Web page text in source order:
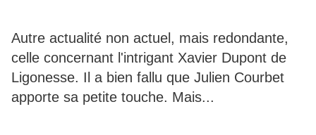
Autre actualité non actuel, mais redondante,
celle concernant l'intrigant Xavier Dupont de
Ligonesse. Il a bien fallu que Julien Courbet
apporte sa petite touche. Mais...